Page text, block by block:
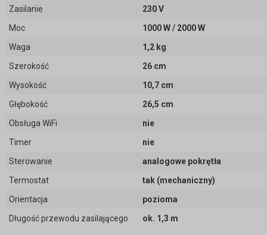
Zasilanie
230 V
Moc
1000 W / 2000 W
Waga
1,2 kg
Szerokość
26 cm
Wysokość
10,7 cm
Głębokość
26,5 cm
Obsługa WiFi
nie
Timer
nie
Sterowanie
analogowe pokrętła
Termostat
tak (mechaniczny)
Orientacja
pozioma
Długość przewodu zasilającego
ok. 1,3 m